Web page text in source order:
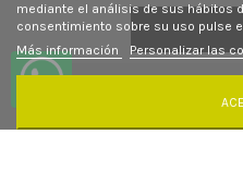
Contacto
mediante el análisis de sus hábitos
consentimiento sobre su uso pulse
Más información
Personalizar las
Síguenos